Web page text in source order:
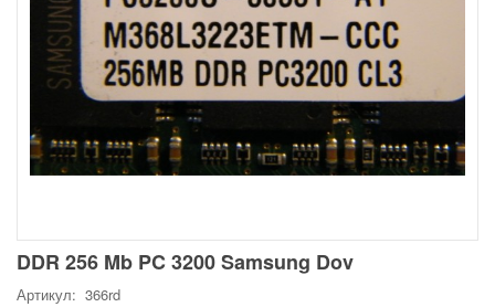
DDR 256 Mb PC 3200 Samsung Dov
Артикул: 366rd